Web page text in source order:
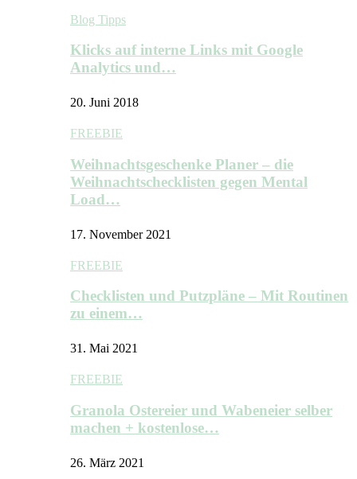
Blog Tipps
Klicks auf interne Links mit Google
Analytics und…
20. Juni 2018
FREEBIE
Weihnachtsgeschenke Planer – die
Weihnachtschecklisten gegen Mental
Load…
17. November 2021
FREEBIE
Checklisten und Putzpläne – Mit Routinen
zu einem…
31. Mai 2021
FREEBIE
Granola Ostereier und Wabeneier selber
machen + kostenlose…
26. März 2021